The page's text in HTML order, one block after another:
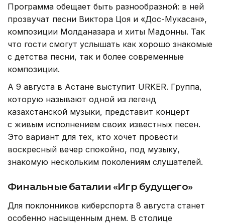
Программа обещает быть разнообразной: в ней
прозвучат песни Виктора Цоя и «Дос-Мукасан»,
композиции Молданазара и хиты Мадонны. Так
что гости смогут услышать как хорошо знакомые
с детства песни, так и более современные
композиции.
А 9 августа в Астане выступит URKER. Группа,
которую называют одной из легенд
казахстанской музыки, представит концерт
с живым исполнением своих известных песен.
Это вариант для тех, кто хочет провести
воскресный вечер спокойно, под музыку,
знакомую нескольким поколениям слушателей.
Финальные баталии «Игр будущего»
Для поклонников киберспорта 8 августа станет
особенно насыщенным днем. В столице